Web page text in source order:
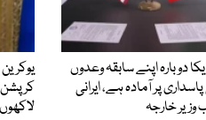
دوبارہ اپنے سابقہ وعدوں
پر آمادہ ہے، ایرانی
وزیر خارجہ
کرپشن